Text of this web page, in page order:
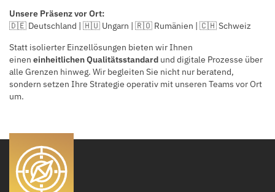
Unsere Präsenz vor Ort:
🇩🇪 Deutschland | 🇭🇺 Ungarn | 🇷🇴 Rumänien | 🇨🇭Schweiz
Statt isolierter Einzellösungen bieten wir Ihnen
einen einheitlichen Qualitätsstandard und digitale Prozesse über
alle Grenzen hinweg. Wir begleiten Sie nicht nur beratend,
sondern setzen Ihre Strategie operativ mit unseren Teams vor Ort
um.